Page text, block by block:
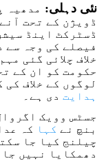
نئی دہلی: مدھیہ
ڈویژن کے تحت
ڈسٹرکٹ اینڈ
فیصلے کی وجہ سے
خلاف چلائی گئی
حکومت کو ان کے
لوگوں کے خلاف
ہدایت دی ہے۔
جسٹس وویک
بنچ نے کہا کہ
چیلنج کیا جا
دھمکایا نہیں